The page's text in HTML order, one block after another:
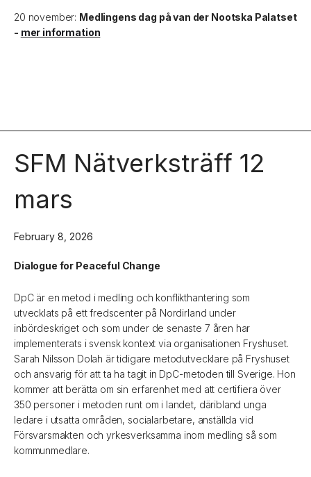
20 november: Medlingens dag på van der Nootska Palatset
- mer information
SFM Nätverksträff 12
mars
February 8, 2026
Dialogue for Peaceful Change
DpC är en metod i medling och konflikthantering som
utvecklats på ett fredscenter på Nordirland under
inbördeskriget och som under de senaste 7 åren har
implementerats i svensk kontext via organisationen Fryshuset.
Sarah Nilsson Dolah är tidigare metodutvecklare på Fryshuset
och ansvarig för att ta ha tagit in DpC-metoden till Sverige. Hon
kommer att berätta om sin erfarenhet med att certifiera över
350 personer i metoden runt om i landet, däribland unga
ledare i utsatta områden, socialarbetare, anställda vid
Försvarsmakten och yrkesverksamma inom medling så som
kommunmedlare.